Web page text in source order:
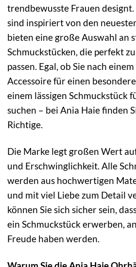
trendbewusste Frauen
sind inspiriert von den
bieten eine große Auswahl an
Schmuckstücken, die perfekt
passen. Egal, ob Sie nach
Accessoire für einen
einem lässigen Schmuckstück
suchen – bei Ania Haie finden
Richtige.
Die Marke legt großen Wert
und Erschwinglichkeit. Alle
werden aus hochwertigen
und mit viel Liebe zum Detail
können Sie sich sicher sein,
ein Schmuckstück erwerben,
Freude haben werden.